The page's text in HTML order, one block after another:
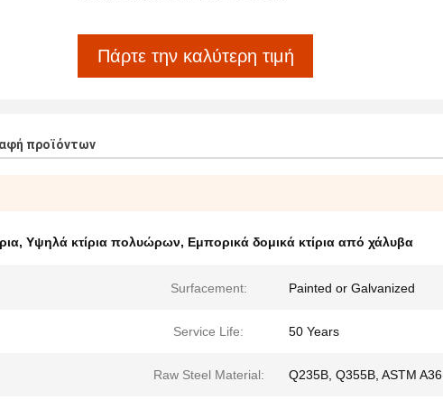
Πάρτε την καλύτερη τιμή
προϊόντων
, Υψηλά κτίρια πολυώρων, Εμπορικά δομικά κτίρια από χάλυβα
Surfacement: Painted or Galvanized
Service Life: 50 Years
Raw Steel Material: Q235B, Q355B, ASTM A36